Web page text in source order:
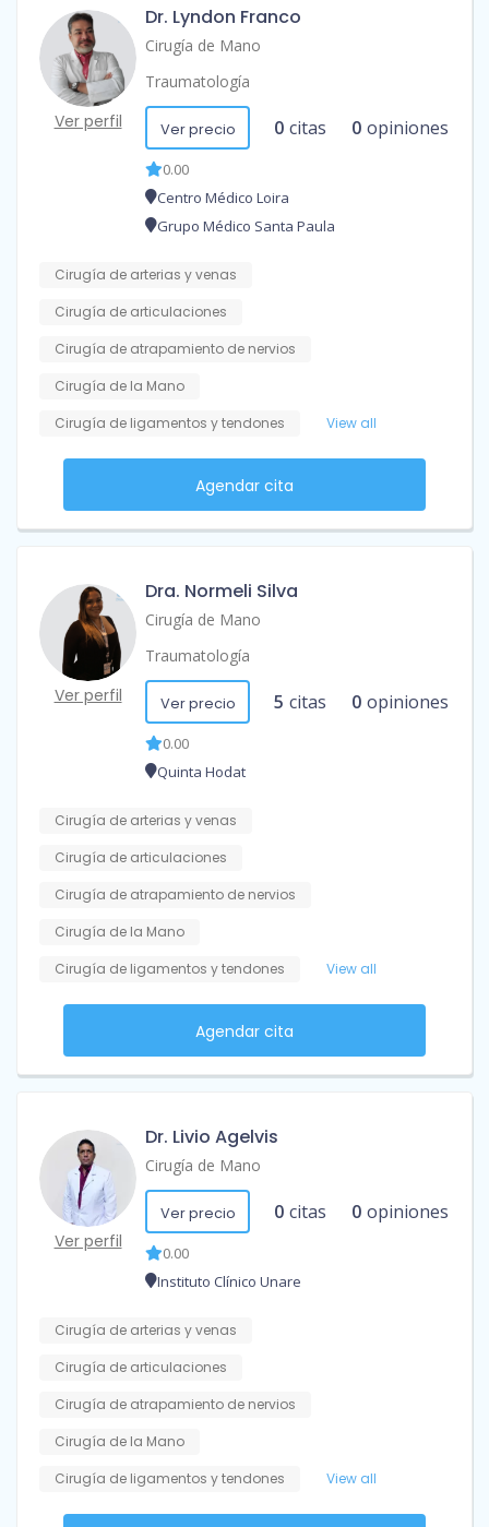
Ver perfil
Dr. Lyndon Franco
Cirugía de Mano
Traumatología
Ver precio 0 citas 0 opiniones
0.00
Centro Médico Loira
Grupo Médico Santa Paula
Cirugía de arterias y venas
Cirugía de articulaciones
Cirugía de atrapamiento de nervios
Cirugía de la Mano
Cirugía de ligamentos y tendones
View all
Agendar cita
Ver perfil
Dra. Normeli Silva
Cirugía de Mano
Traumatología
Ver precio 5 citas 0 opiniones
0.00
Quinta Hodat
Cirugía de arterias y venas
Cirugía de articulaciones
Cirugía de atrapamiento de nervios
Cirugía de la Mano
Cirugía de ligamentos y tendones
View all
Agendar cita
Ver perfil
Dr. Livio Agelvis
Cirugía de Mano
Ver precio 0 citas 0 opiniones
0.00
Instituto Clínico Unare
Cirugía de arterias y venas
Cirugía de articulaciones
Cirugía de atrapamiento de nervios
Cirugía de la Mano
Cirugía de ligamentos y tendones
View all